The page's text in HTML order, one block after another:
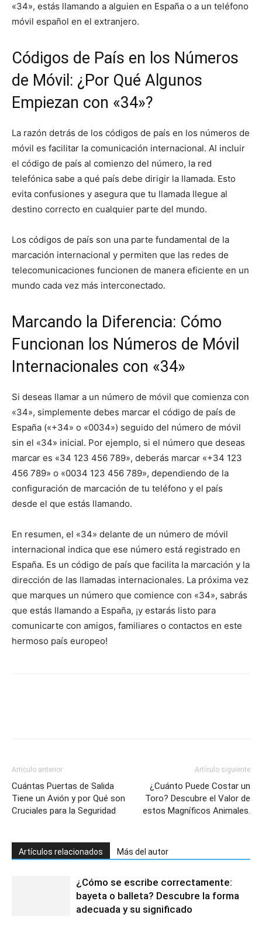
«34», estás llamando a alguien en España o a un teléfono
móvil español en el extranjero.
Códigos de País en los Números
de Móvil: ¿Por Qué Algunos
Empiezan con «34»?
La razón detrás de los códigos de país en los números de
móvil es facilitar la comunicación internacional. Al incluir
el código de país al comienzo del número, la red
telefónica sabe a qué país debe dirigir la llamada. Esto
evita confusiones y asegura que tu llamada llegue al
destino correcto en cualquier parte del mundo.
Los códigos de país son una parte fundamental de la
marcación internacional y permiten que las redes de
telecomunicaciones funcionen de manera eficiente en un
mundo cada vez más interconectado.
Marcando la Diferencia: Cómo
Funcionan los Números de Móvil
Internacionales con «34»
Si deseas llamar a un número de móvil que comienza con
«34», simplemente debes marcar el código de país de
España («+34» o «0034») seguido del número de móvil
sin el «34» inicial. Por ejemplo, si el número que deseas
marcar es «34 123 456 789», deberás marcar «+34 123
456 789» o «0034 123 456 789», dependiendo de la
configuración de marcación de tu teléfono y el país
desde el que estás llamando.
En resumen, el «34» delante de un número de móvil
internacional indica que ese número está registrado en
España. Es un código de país que facilita la marcación y la
dirección de las llamadas internacionales. La próxima vez
que marques un número que comience con «34», sabrás
que estás llamando a España, ¡y estarás listo para
comunicarte con amigos, familiares o contactos en este
hermoso país europeo!
Artículo anterior
Cuántas Puertas de Salida
Tiene un Avión y por Qué son
Cruciales para la Seguridad
Artículo siguiente
¿Cuánto Puede Costar un
Toro? Descubre el Valor de
estos Magníficos Animales.
Artículos relacionados Más del autor
¿Cómo se escribe correctamente:
bayeta o balleta? Descubre la forma
adecuada y su significado